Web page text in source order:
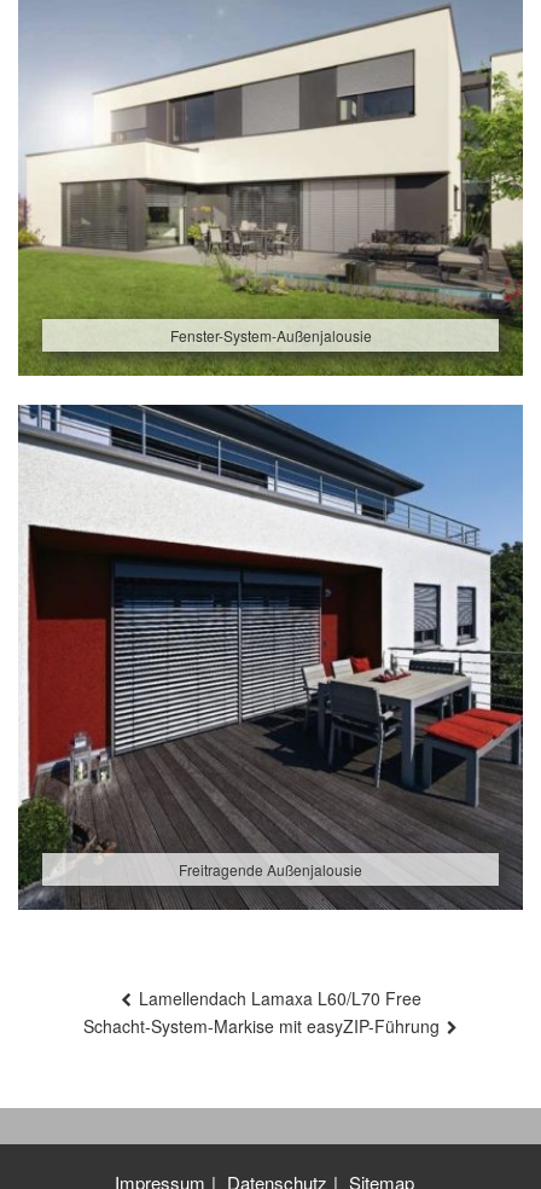
Fenster-System-Außenjalousie
Freitragende Außenjalousie
Lamellendach Lamaxa L60/L70 Free
Schacht-System-Markise mit easyZIP-Führung
Impressum Datenschutz Sitemap